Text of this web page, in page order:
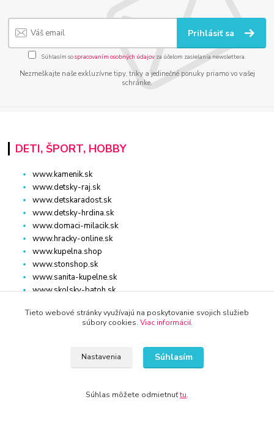
Prihlásiť sa
Súhlasím sospracovaním osobných údajov za účelom zasielania newslettera.
Nezmeškajte naše exkluzívne tipy, triky a jedinečné ponuky priamo vo vašej
schránke.
DETI, ŠPORT, HOBBY
www.kamenik.sk
www.detsky-raj.sk
www.detskaradost.sk
www.detsky-hrdina.sk
www.domaci-milacik.sk
www.hracky-online.sk
www.kupelna.shop
www.stonshop.sk
www.sanita-kupelne.sk
www.skolsky-batoh.sk
www.potraviny-online.sk
www.zlatnictvo-online.sk
Tieto webové stránky využívajú na poskytovanie svojich služieb
súbory cookies. Viac informácií.
Nastavenia Súhlasím
Súhlas môžete odmietnuťtu.